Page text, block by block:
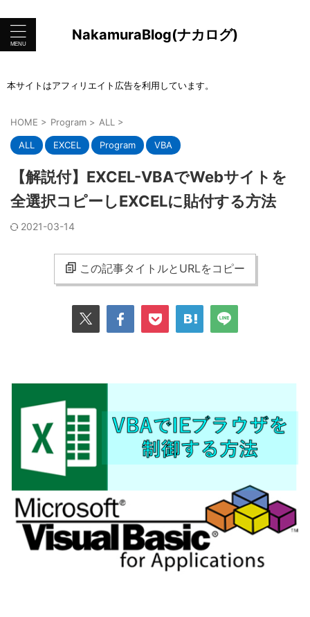
NakamuraBlog(ナカログ)
本サイトはアフィリエイト広告を利用しています。
HOME > Program > ALL >
ALL EXCEL Program VBA
【解説付】EXCEL-VBAでWebサイトを
全選択コピーしEXCELに貼付する方法
2021-03-14
この記事タイトルとURLをコピー